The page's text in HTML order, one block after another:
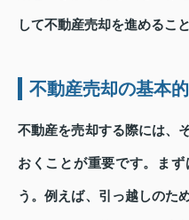
して不動産売却を進めるこ
不動産売却の基本
不動産を売却する際には、
おくことが重要です。ま
う。例えば、引っ越しのた